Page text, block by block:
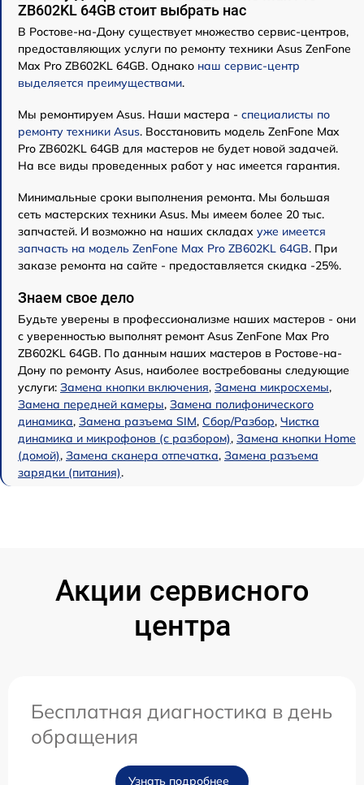
ZB602KL 64GB стоит выбрать нас
В Ростове-на-Дону существует множество сервис-центров,
предоставляющих услуги по ремонту техники Asus ZenFone
Max Pro ZB602KL 64GB. Однако наш сервис-центр
выделяется преимуществами.
Мы ремонтируем Asus. Наши мастера - специалисты по
ремонту техники Asus. Восстановить модель ZenFone Max
Pro ZB602KL 64GB для мастеров не будет новой задачей.
На все виды проведенных работ у нас имеется гарантия.
Минимальные сроки выполнения ремонта. Мы большая
сеть мастерских техники Asus. Мы имеем более 20 тыс.
запчастей. И возможно на наших складах уже имеется
запчасть на модель ZenFone Max Pro ZB602KL 64GB. При
заказе ремонта на сайте - предоставляется скидка -25%.
Знаем свое дело
Будьте уверены в профессионализме наших мастеров - они
с уверенностью выполнят ремонт Asus ZenFone Max Pro
ZB602KL 64GB. По данным наших мастеров в Ростове-на-
Дону по ремонту Asus, наиболее востребованы следующие
услуги: Замена кнопки включения, Замена микросхемы,
Замена передней камеры, Замена полифонического
динамика, Замена разъема SIM, Сбор/Разбор, Чистка
динамика и микрофонов (с разбором), Замена кнопки Home
(домой), Замена сканера отпечатка, Замена разъема
зарядки (питания).
Акции сервисного
центра
Бесплатная диагностика в день
обращения
Узнать подробнее